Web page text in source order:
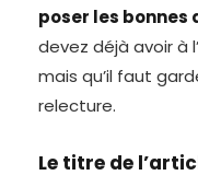
poser les bonnes
devez déjà avoir à
mais qu’il faut
relecture.
Le titre de